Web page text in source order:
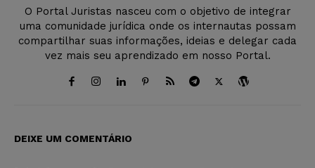
O Portal Juristas nasceu com o objetivo de integrar
uma comunidade jurídica onde os internautas possam
compartilhar suas informações, ideias e delegar cada
vez mais seu aprendizado em nosso Portal.
DEIXE UM COMENTÁRIO